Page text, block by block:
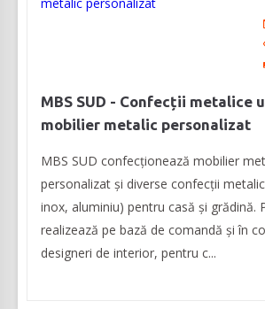
MBS SUD - Confecții metalice
mobilier metalic personalizat
MBS SUD confecționează mobilier
personalizat și diverse confecții
inox, aluminiu) pentru casă și grădină.
realizează pe bază de comandă și în
designeri de interior, pentru c...